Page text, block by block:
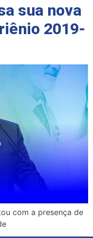
sua nova
2019-
com a presença de